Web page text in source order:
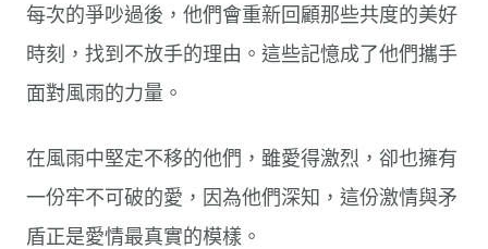
每次的爭吵過後，他們會重新回顧那些共度的美好
時刻，找到不放手的理由。這些記憶成了他們攜手
面對風雨的力量。
在風雨中堅定不移的他們，雖愛得激烈，卻也擁有
一份牢不可破的愛，因為他們深知，這份激情與矛
盾正是愛情最真實的模樣。